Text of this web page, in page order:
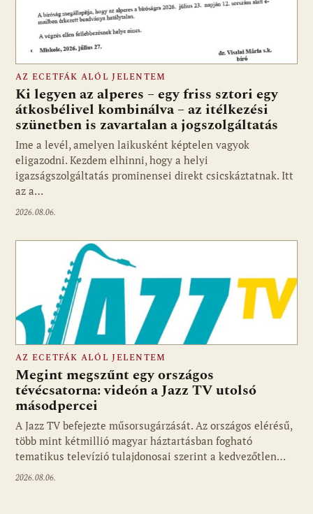
AZ ECETFÁK ALÓL JELENTEM
Ki legyen az alperes – egy friss sztori egy
átkosbélivel kombinálva – az itélkezési
szünetben is zavartalan a jogszolgáltatás
Ime a levél, amelyen laikusként képtelen vagyok
eligazodni. Kezdem elhinni, hogy a helyi
igazságszolgáltatás prominensei direkt csicskáztatnak. Itt
az a…
2026.08.06.
Fotó: media1.hu
AZ ECETFÁK ALÓL JELENTEM
Megint megszűnt egy országos
tévécsatorna: videón a Jazz TV utolsó
másodpercei
A Jazz TV befejezte műsorsugárzását. Az országos elérésű,
több mint kétmillió magyar háztartásban fogható
tematikus televízió tulajdonosai szerint a kedvezőtlen…
2026.08.06.